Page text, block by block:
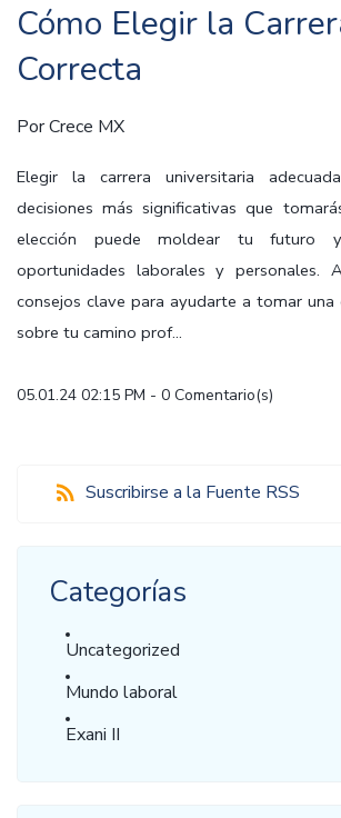
Cómo Elegir la
Correcta
PorCrece MX
Elegir la carrera universitaria
decisiones más significativas que
elección puede moldear tu futuro
oportunidades laborales y personales.
consejos clave para ayudarte a tomar una
sobre tu camino prof...
05.01.24 02:15 PM - 0 Comentario(s)
Suscribirse a la Fuente RSS
Categorías
Uncategorized
Mundo laboral
Exani II